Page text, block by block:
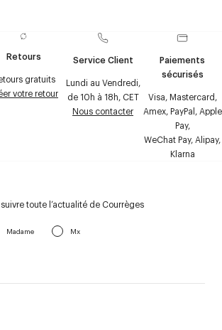
Retours
gratuits
votre retour
Service Client
Lundi au Vendredi,
de 10h à 18h, CET
Nous contacter
Paiements
sécurisés
Visa, Mastercard,
Amex, PayPal, Apple
Pay,
WeChat Pay, Alipay,
Klarna
toute l’actualité de Courrèges
Madame Mx